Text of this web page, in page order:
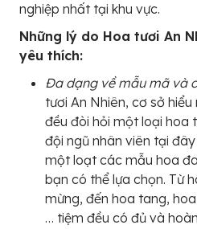
nghiệp nhất tại khu vực.
Những lý do Hoa tươi An
yêu thích:
Đa dạng về mẫu mã và
tươi An Nhiên, cơ sở
đều đòi hỏi một loại hoa
đội ngũ nhân viên tại
một loạt các mẫu hoa
bạn có thể lựa chọn. Từ
mừng, đến hoa tang,
… tiệm đều có đủ và